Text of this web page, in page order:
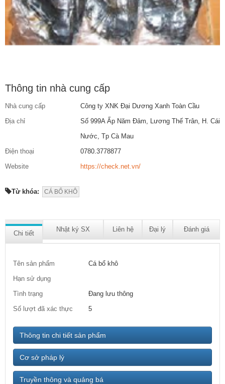
Thông tin nhà cung cấp
Nhà cung cấp
Công ty XNK Đại Dương Xanh Toàn Cầu
Địa chỉ
Số 999A Ấp Năm Đảm, Lương Thế Trân, H. Cái
Nước, Tp Cà Mau
Điện thoại
0780.3778877
Website
https://check.net.vn/
Từ khóa: CÁ BỔ KHÔ
Chi tiết
Nhật ký SX Liên hệ Đại lý Đánh giá
Tên sản phẩm
Cá bổ khô
Hạn sử dụng
Tình trạng
Đang lưu thông
Số lượt đã xác thực
5
Thông tin chi tiết sản phẩm
Cơ sở pháp lý
Truyền thông và quảng bá